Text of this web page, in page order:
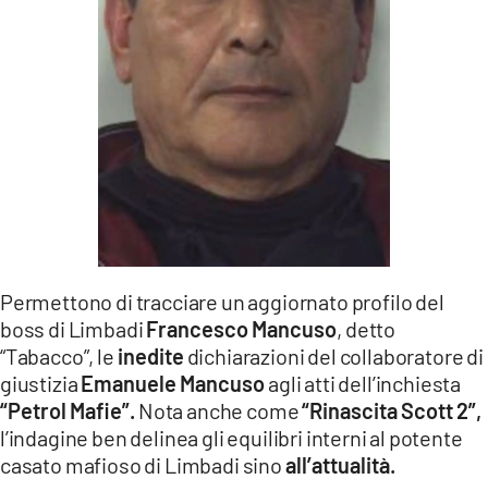
ILREGGINO.IT
COSENZACHANNEL.IT
CATANZAROCHANNEL.IT
ANDROID
APPLE
Permettono di tracciare un aggiornato profilo del
boss di LimbadiFrancesco Mancuso, detto
“Tabacco”, le inedite dichiarazioni del collaboratore di
giustiziaEmanuele Mancusoagli atti dell’inchiesta
“Petrol Mafie”. Nota anche come“Rinascita Scott 2”,
l’indagine ben delinea gli equilibri interni al potente
casato mafioso di Limbadi sinoall’attualità.